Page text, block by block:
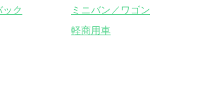
ク
ミニバン／ワゴン
軽商用車